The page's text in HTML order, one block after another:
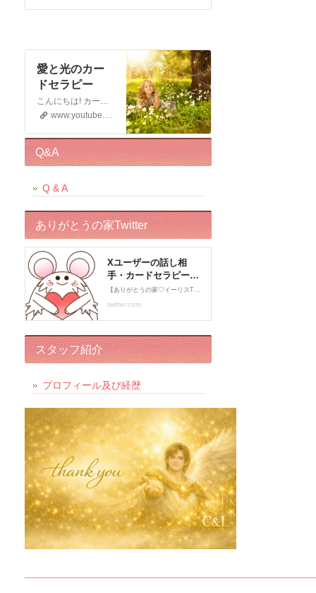
愛と光のカー
ドセラピー
こんにちは! カードセラピストのイーリスです 電話鑑定、メール鑑定などをしております お仕事の宣伝もさせていただく 動画です。 この動画が少しでもお役に立てると幸いです。 申し訳ございませんが このチャンネルではコメントの受付はしておりません。 ライブドアブログの方に入れていただくと幸いです。 末永くよろしくお願いいたします!
www.youtube.com
Q&A
Q & A
ありがとうの家Twitter
スタッフ紹介
プロフィール及び経歴